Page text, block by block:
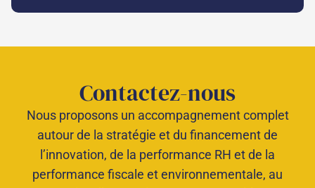
Contactez-nous
Nous proposons un accompagnement complet
autour de la stratégie et du financement de
l’innovation, de la performance RH et de la
performance fiscale et environnementale, au